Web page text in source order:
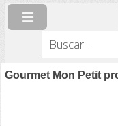
Gourmet Mon Petit